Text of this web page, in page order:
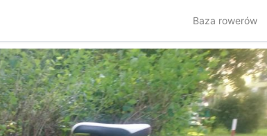
Baza rowerów